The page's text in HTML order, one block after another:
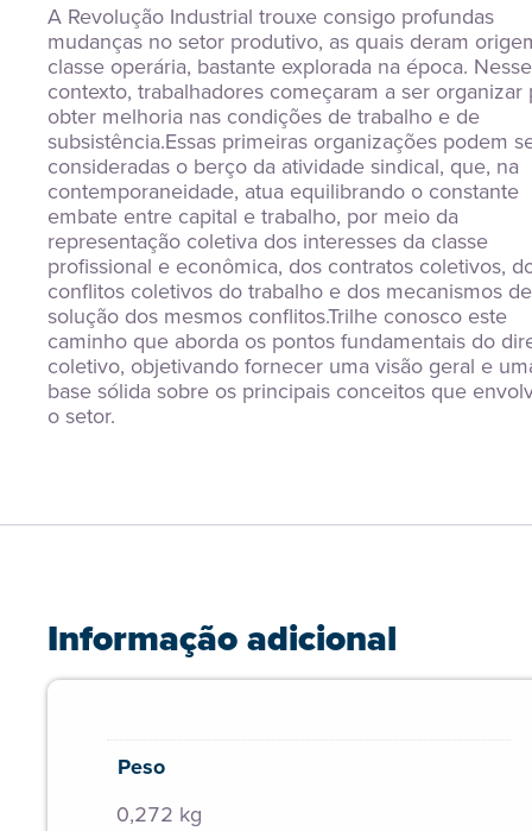
A Revolução Industrial trouxe consigo profundas
mudanças no setor produtivo, as quais deram
classe operária, bastante explorada na época. Nesse
contexto, trabalhadores começaram a ser organizar
obter melhoria nas condições de trabalho e de
subsistência.Essas primeiras organizações podem
consideradas o berço da atividade sindical, que, na
contemporaneidade, atua equilibrando o constante
embate entre capital e trabalho, por meio da
representação coletiva dos interesses da classe
profissional e econômica, dos contratos coletivos,
conflitos coletivos do trabalho e dos mecanismos de
solução dos mesmos conflitos.Trilhe conosco este
caminho que aborda os pontos fundamentais do
coletivo, objetivando fornecer uma visão geral e
base sólida sobre os principais conceitos que
o setor.
Informação adicional
Peso
0,272 kg